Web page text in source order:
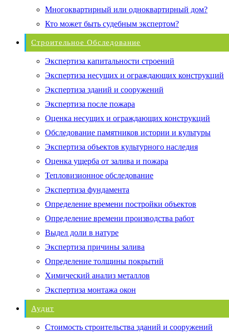
Многоквартирный или одноквартирный дом?
Кто может быть судебным экспертом?
Строительное Обследование
Экспертиза капитальности строений
Экспертиза несущих и ограждающих конструкций
Экспертиза зданий и сооружений
Экспертиза после пожара
Оценка несущих и ограждающих конструкций
Обследование памятников истории и культуры
Экспертиза объектов культурного наследия
Оценка ущерба от залива и пожара
Тепловизионное обследование
Экспертиза фундамента
Определение времени постройки объектов
Определение времени производства работ
Выдел доли в натуре
Экспертиза причины залива
Определение толщины покрытий
Химический анализ металлов
Экспертиза монтажа окон
Аудит
Стоимость строительства зданий и сооружений